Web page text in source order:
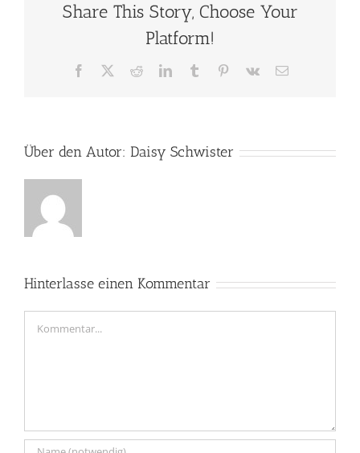
Share This Story, Choose Your
Platform!
Facebook RedditLinkedInTumblr Pinterest
Vk
E-
Über den Autor: Daisy Schwister
Hinterlasse einen Kommentar